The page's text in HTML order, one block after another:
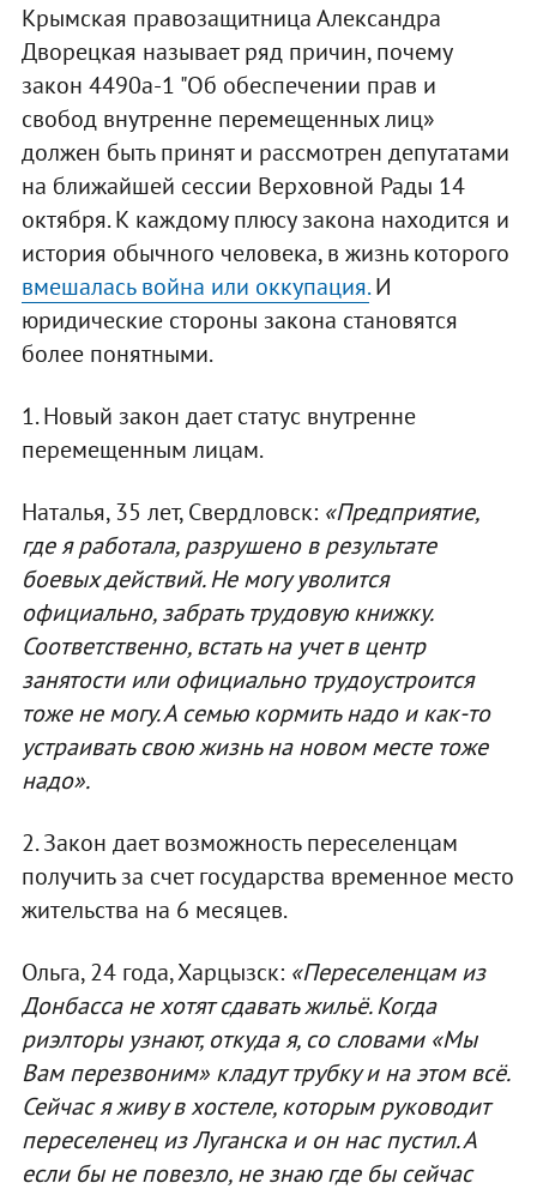
Крымская правозащитница Александра
Дворецкая называет ряд причин, почему
закон 4490а-1 "Об обеспечении прав и
свобод внутренне перемещенных лиц»
должен быть принят и рассмотрен депутатами
на ближайшей сессии Верховной Рады 14
октября. К каждому плюсу закона находится и
история обычного человека, в жизнь которого
вмешалась война или оккупация.И
юридические стороны закона становятся
более понятными.
1. Новый закон дает статус внутренне
перемещенным лицам.
Наталья, 35 лет, Свердловск: «Предприятие,
где я работала, разрушено в результате
боевых действий. Не могу уволится
официально, забрать трудовую книжку.
Соответственно, встать на учет в центр
занятости или официально трудоустроится
тоже не могу. А семью кормить надо и как-то
устраивать свою жизнь на новом месте тоже
надо».
2. Закон дает возможность переселенцам
получить за счет государства временное место
жительства на 6 месяцев.
Ольга, 24 года, Харцызск: «Переселенцам из
Донбасса не хотят сдавать жильё. Когда
риэлторы узнают, откуда я, со словами «Мы
Вам перезвоним» кладут трубку и на этом всё.
Сейчас я живу в хостеле, которым руководит
переселенец из Луганска и он нас пустил. А
если бы не повезло, не знаю где бы сейчас